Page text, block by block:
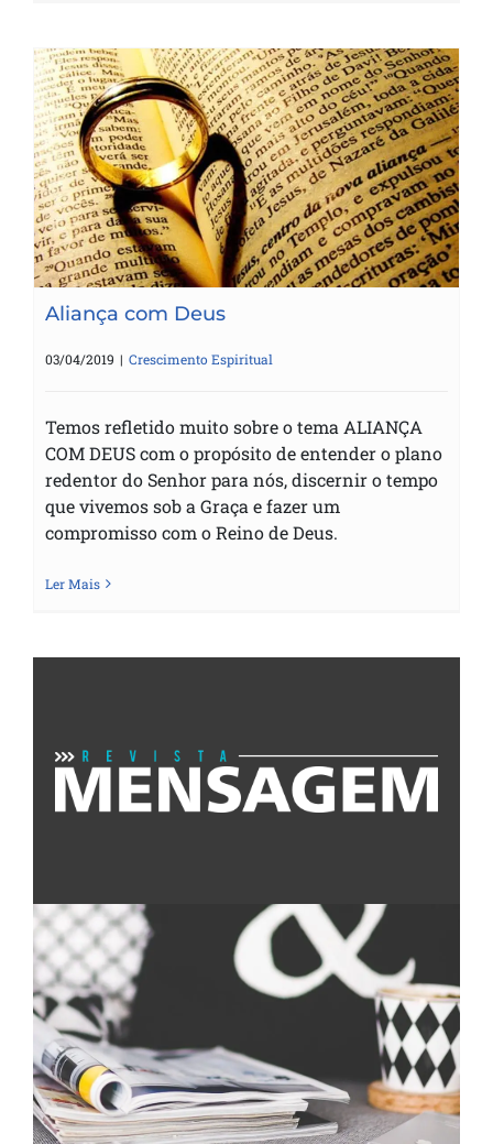
Aliança com Deus
Aliança com Deus
03/04/2019 | Crescimento Espiritual
Temos refletido muito sobre o tema ALIANÇA
COM DEUS com o propósito de entender o plano
redentor do Senhor para nós, discernir o tempo
que vivemos sob a Graça e fazer um
compromisso com o Reino de Deus.
Ler Mais